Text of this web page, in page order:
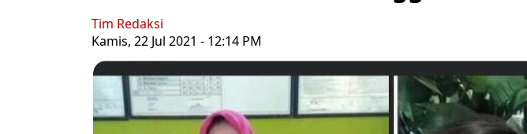
Tim Redaksi
Kamis, 22 Jul 2021 - 12:14 PM